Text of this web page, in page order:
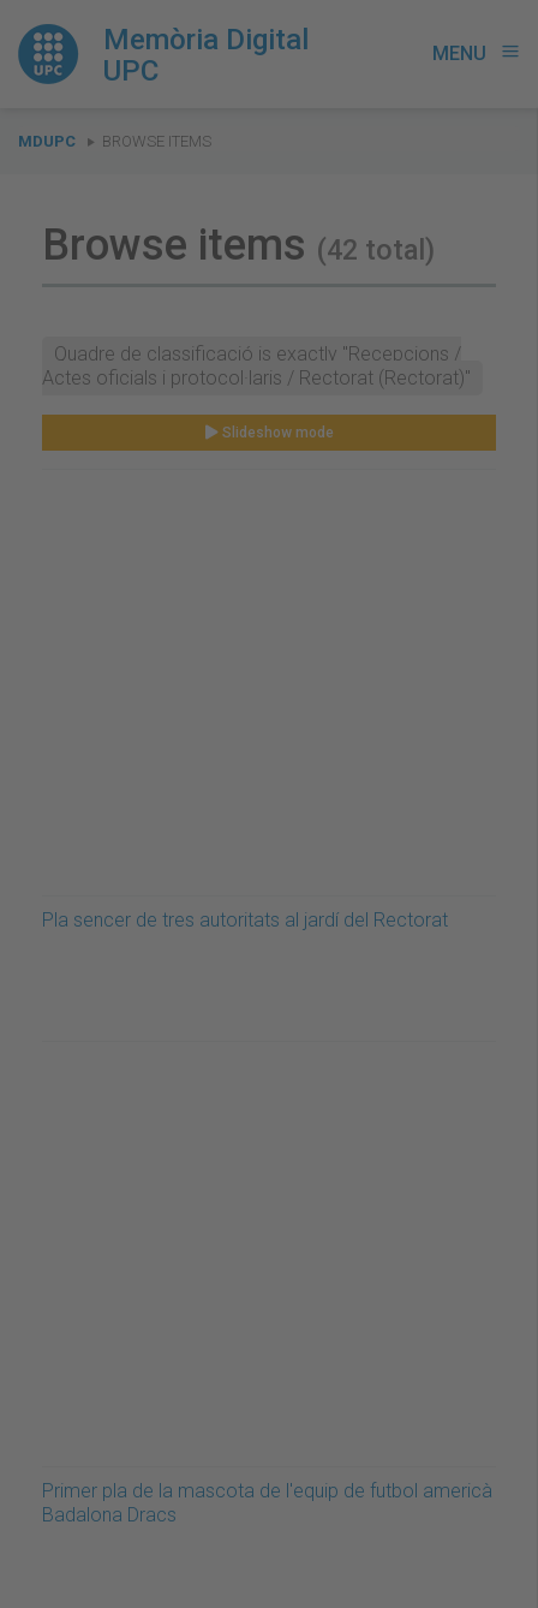
Memòria Digital
UPC
MENU menu
You
MDUPC BROWSE ITEMS
Browse items (42 total)
Quadre de classificació is exactly "Recepcions /
Actes oficials i protocol·laris / Rectorat (Rectorat)"
Slideshow mode
Pla sencer de tres autoritats al jardí del Rectorat
Primer pla de la mascota de l'equip de futbol americà
Badalona Dracs